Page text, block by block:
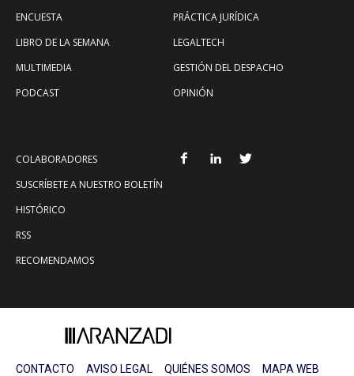
ENCUESTA
LIBRO DE LA SEMANA
MULTIMEDIA
PODCAST
PRÁCTICA JURÍDICA
LEGALTECH
GESTIÓN DEL DESPACHO
OPINIÓN
COLABORADORES
SUSCRÍBETE A NUESTRO BOLETÍN
HISTÓRICO
RSS
RECOMENDAMOS
CONTACTO AVISO LEGAL QUIÉNES SOMOS MAPA WEB